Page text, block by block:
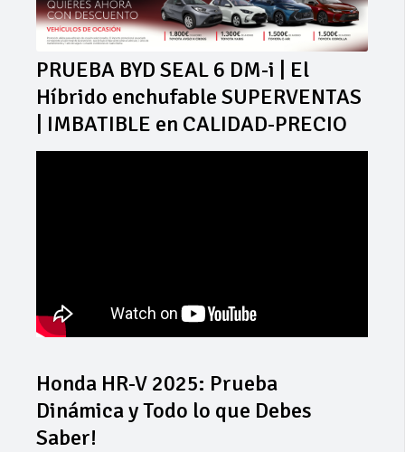
PRUEBA BYD SEAL 6 DM-i | El
Híbrido enchufable SUPERVENTAS
| IMBATIBLE en CALIDAD-PRECIO
Honda HR-V 2025: Prueba
Dinámica y Todo lo que Debes
Saber!